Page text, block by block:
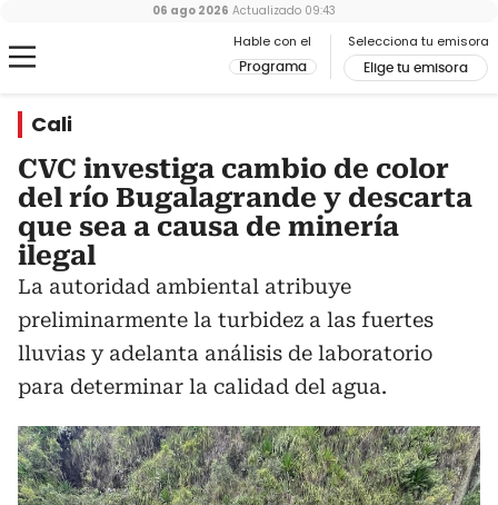
Hable con el
Programa
Selecciona tu emisora
Elige tu emisora
06 ago 2026 Actualizado 09:43
Cali
CVC investiga cambio de color
del río Bugalagrande y descarta
que sea a causa de minería
ilegal
La autoridad ambiental atribuye
preliminarmente la turbidez a las fuertes
lluvias y adelanta análisis de laboratorio
para determinar la calidad del agua.